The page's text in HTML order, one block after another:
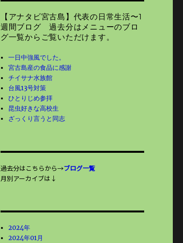
【アナタビ宮古島】代表の日常生活〜1
週間ブログ 過去分はメニューのブロ
グ一覧からご覧いただけます。
一日中強風でした。
宮古島産の食品に感謝
チイサナ水族館
台風13号対策
ひとりじめ参拝
昆虫好きな高校生
ざっくり言うと同志
過去分はこちらから→ブログ一覧
月別アーカイブは↓
2024年
2024年01月